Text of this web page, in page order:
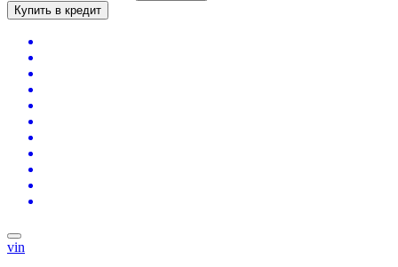
Купить в кредит
vin